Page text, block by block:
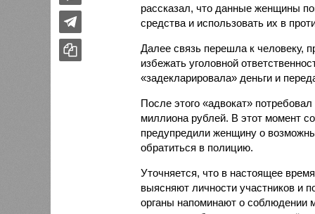
рассказал, что данные женщины
средства и использовать их в
Далее связь перешла к человеку,
избежать уголовной
«задекларировала» деньги и
После этого «адвокат»
миллиона рублей. В этот момент
предупредили женщину о
обратиться в полицию.
Уточняется, что в настоящее
выясняют личности участников и
органы напоминают о соблюдении